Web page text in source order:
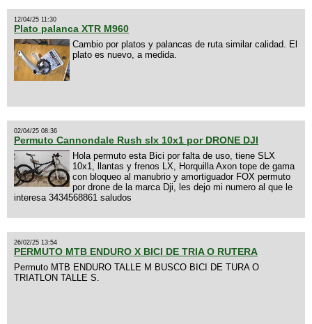
12/04/25 11:30
Plato palanca XTR M960
Cambio por platos y palancas de ruta similar calidad. El
plato es nuevo, a medida.
02/04/25 08:36
Permuto Cannondale Rush slx 10x1 por DRONE DJI
Hola permuto esta Bici por falta de uso, tiene SLX
10x1, llantas y frenos LX, Horquilla Axon tope de gama
con bloqueo al manubrio y amortiguador FOX permuto
por drone de la marca Dji, les dejo mi numero al que le
interesa 3434568861 saludos
26/02/25 13:54
PERMUTO MTB ENDURO X BICI DE TRIA O RUTERA
Permuto MTB ENDURO TALLE M BUSCO BICI DE TURA O
TRIATLON TALLE S.